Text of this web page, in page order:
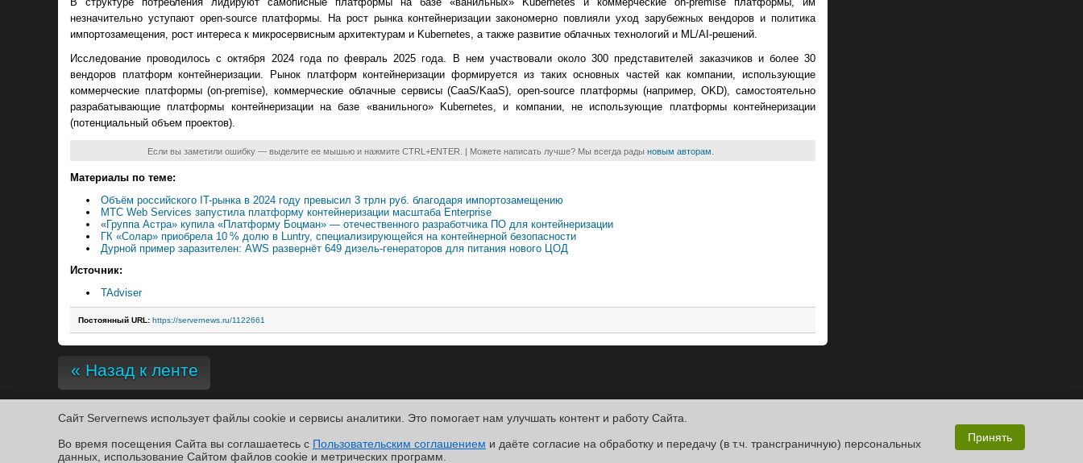
незначительно уступают open-source платформы. На рост рынка контейнеризации закономерно повлияли уход зарубежных вендоров и политика
импортозамещения, рост интереса к микросервисным архитектурам и Kubernetes, а также развитие облачных технологий и ML/AI-решений.
Исследование проводилось с октября 2024 года по февраль 2025 года. В нем участвовали около 300 представителей заказчиков и более 30
вендоров платформ контейнеризации. Рынок платформ контейнеризации формируется из таких основных частей как компании, использующие
коммерческие платформы (on-premise), коммерческие облачные сервисы (CaaS/KaaS), open-source платформы (например, OKD), самостоятельно
разрабатывающие платформы контейнеризации на базе «ванильного» Kubernetes, и компании, не использующие платформы контейнеризации
(потенциальный объем проектов).
Если вы заметили ошибку — выделите ее мышью и нажмите CTRL+ENTER. | Можете написать лучше? Мы всегда рады новым авторам
Материалы по теме:
Объём российского IT-рынка в 2024 году превысил 3 трлн руб. благодаря импортозамещению
МТС Web Services запустила платформу контейнеризации масштаба Enterprise
«Группа Астра» купила «Платформу Боцман» — отечественного разработчика ПО для контейнеризации
ГК «Солар» приобрела 10 % долю в Luntry, специализирующейся на контейнерной безопасности
Дурной пример заразителен: AWS развернёт 649 дизель-генераторов для питания нового ЦОД
Источник:
TAdviser
Постоянный URL: https://servernews.ru/1122661
« Назад к ленте
Copyright ©2010-2026 Servernews.Пользовательское соглашение.Защищено CURATOR.
По всем интересующим Вас вопросам, Вы можете направить сообщение нам в/var/contact
Сайт Servernews использует файлы cookie и сервисы аналитики. Это помогает нам улучшать контент и работу Cайта.
Во время посещения Cайта вы соглашаетесь с Пользовательским соглашением и даёте согласие на обработку и передачу (в т.ч. трансграничную) персональных
данных, использование Cайтом файлов cookie и метрических программ.
Принять